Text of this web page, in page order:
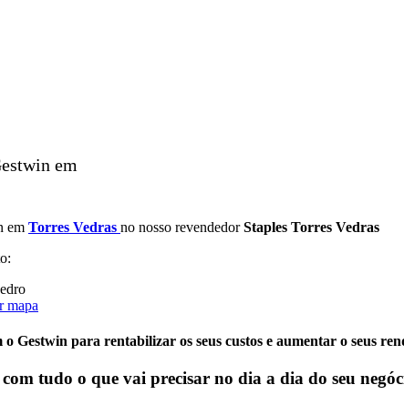
em
em Torres Vedras no nosso revendedorStaples Torres Vedras
mapa
o Gestwin para rentabilizar os seus custos e aumentar o seus
tudo o que vai precisar no dia a dia do seu